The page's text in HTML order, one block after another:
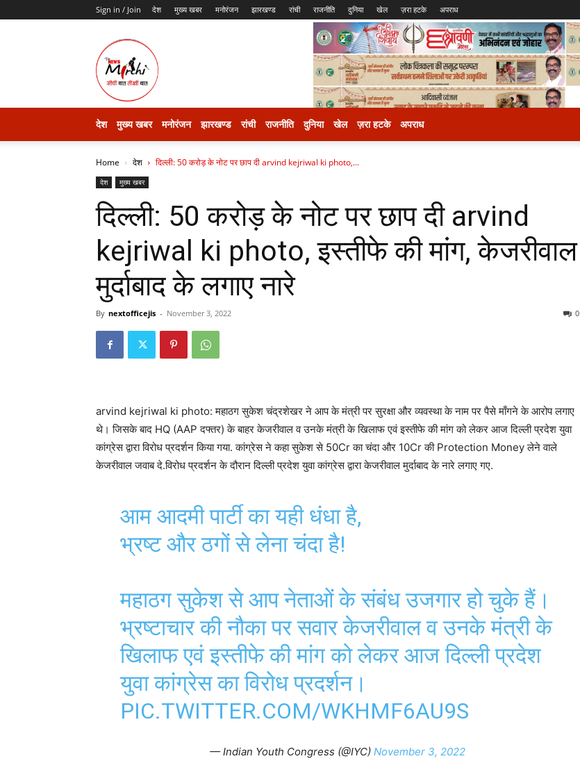
Sign in / Join देश मुख्य खबर मनोरंजन झारखण्ड रांची राजनीति दुनिया खेल ज़रा हटके अपराध
देश मुख्य खबर मनोरंजन झारखण्ड रांची राजनीति दुनिया खेल ज़रा हटके अपराध
Home देश दिल्ली: 50 करोड़ के नोट पर छाप दी arvind kejriwal ki photo,...
देश मुख्य खबर
दिल्ली: 50 करोड़ के नोट पर छाप दी arvind
kejriwal ki photo, इस्तीफे की मांग, केजरीवाल
मुर्दाबाद के लगाए नारे
By nextofficejis - November 3, 2022 0
arvind kejriwal ki photo: महाठग सुकेश चंद्रशेखर ने आप के मंत्री पर सुरक्षा और व्यवस्था के नाम पर पैसे माँगने के आरोप लगाए
थे। जिसके बाद HQ (AAP दफ्तर) के बाहर केजरीवाल व उनके मंत्री के खिलाफ एवं इस्तीफे की मांग को लेकर आज दिल्ली प्रदेश युवा
कांग्रेस द्वारा विरोध प्रदर्शन किया गया. कांग्रेस ने कहा सुकेश से 50Cr का चंदा और 10Cr की Protection Money लेने वाले
केजरीवाल जवाब दे.विरोध प्रदर्शन के दौरान दिल्ली प्रदेश युवा कांग्रेस द्वारा केजरीवाल मुर्दाबाद के नारे लगाए गए.
आम आदमी पार्टी का यही धंधा है,
भ्रष्ट और ठगों से लेना चंदा है!
महाठग सुकेश से आप नेताओं के संबंध उजगार हो चुके हैं।
भ्रष्टाचार की नौका पर सवार केजरीवाल व उनके मंत्री के
खिलाफ एवं इस्तीफे की मांग को लेकर आज दिल्ली प्रदेश
युवा कांग्रेस का विरोध प्रदर्शन।
PIC.TWITTER.COM/WKHMF6AU9S
— Indian Youth Congress (@IYC) November 3, 2022